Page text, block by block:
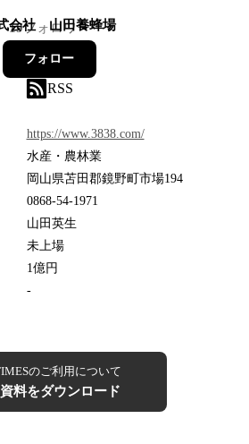
会社 山田養蜂場
19フォロワー
フォロー
RSS
https://www.3838.com/
水産・農林業
岡山県苫田郡鏡野町市場194
0868-54-1971
山田英生
未上場
1億円
-
のご利用について
資料をダウンロード